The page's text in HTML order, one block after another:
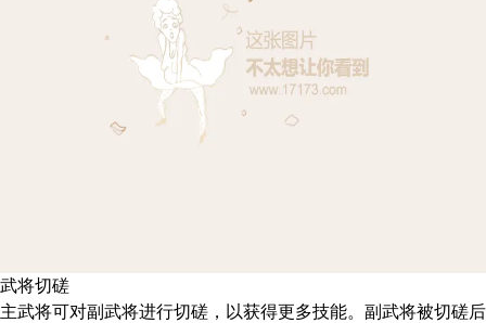
武将切磋
主武将可对副武将进行切磋，以获得更多技能。副武将被切磋后